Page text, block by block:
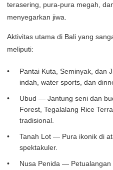
terasering, pura-pura megah,
menyegarkan jiwa.
Aktivitas utama di Bali yang
meliputi:
Pantai Kuta, Seminyak, dan
indah, water sports, dan
Ubud — Jantung seni dan
Forest, Tegalalang Rice
tradisional.
Tanah Lot — Pura ikonik di
spektakuler.
Nusa Penida — Petualangan